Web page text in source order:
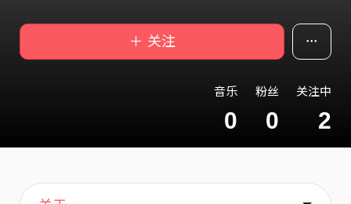
＋ 关注
音乐
0
粉丝
0
关注中
2
主页
喜欢